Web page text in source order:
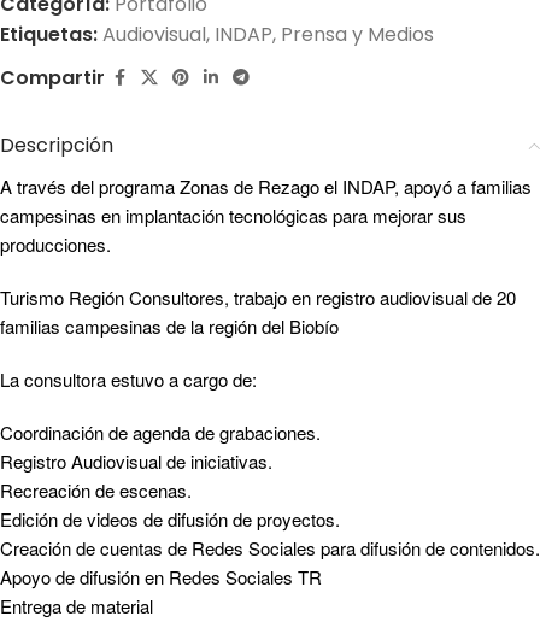
Etiquetas:Audiovisual, INDAP, Prensa y Medios
Compartir
Descripción
A través del programa Zonas de Rezago el INDAP, apoyó a familias
campesinas en implantación tecnológicas para mejorar sus
producciones.
Turismo Región Consultores, trabajo en registro audiovisual de 20
familias campesinas de la región del Biobío
La consultora estuvo a cargo de:
Coordinación de agenda de grabaciones.
Registro Audiovisual de iniciativas.
Recreación de escenas.
Edición de videos de difusión de proyectos.
Creación de cuentas de Redes Sociales para difusión de contenidos.
Apoyo de difusión en Redes Sociales TR
Entrega de material